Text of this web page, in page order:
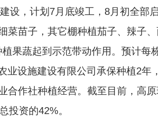
，计划7月底竣工，8月初全部
菜苗子，其它棚种植茄子、辣子
果蔬起到示范带动作用。预计每
设施建设有限公司承保种植2年
作社种植经营。截至目前，高
投资的42%。